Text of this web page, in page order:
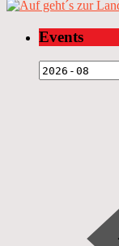
Events